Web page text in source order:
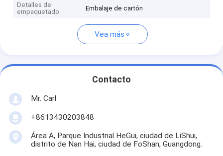
Detalles de
empaquetado
Embalaje de cartón
Vea más
Contacto
Mr. Carl
+8613430203848
Área A, Parque Industrial HeGui, ciudad de LiShui,
distrito de Nan Hai, ciudad de FoShan, Guangdong.